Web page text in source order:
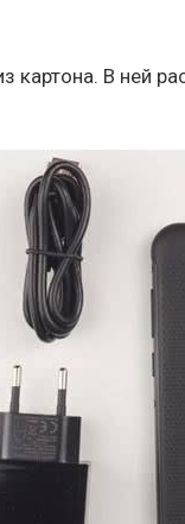
картона. В ней